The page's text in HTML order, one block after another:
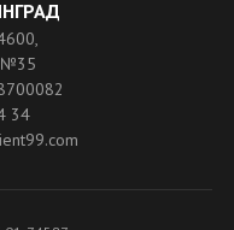
№35
34